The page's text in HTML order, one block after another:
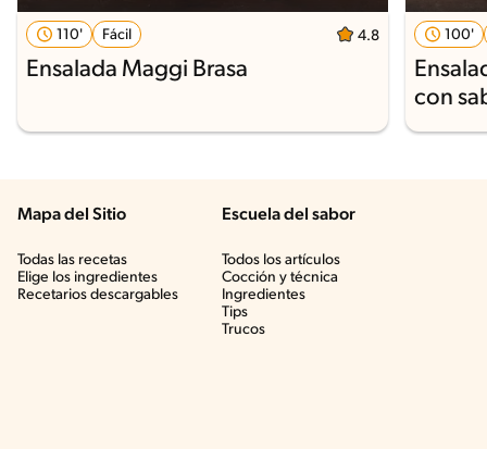
110' Fácil 4.8
Ensalada Maggi Brasa
100'
con
Mapa del Sitio
Todas las recetas
Elige los ingredientes
Recetarios descargables
Escuela del sabor
Todos los artículos
Cocción y técnica
Ingredientes
Tips
Trucos